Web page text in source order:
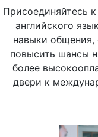
Присоединяйтесь
английского
навыки общения,
повысить шансы
более
двери к